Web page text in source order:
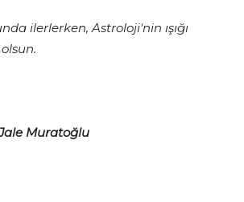
ilerlerken, Astroloji'nin ışığı
Muratoğlu